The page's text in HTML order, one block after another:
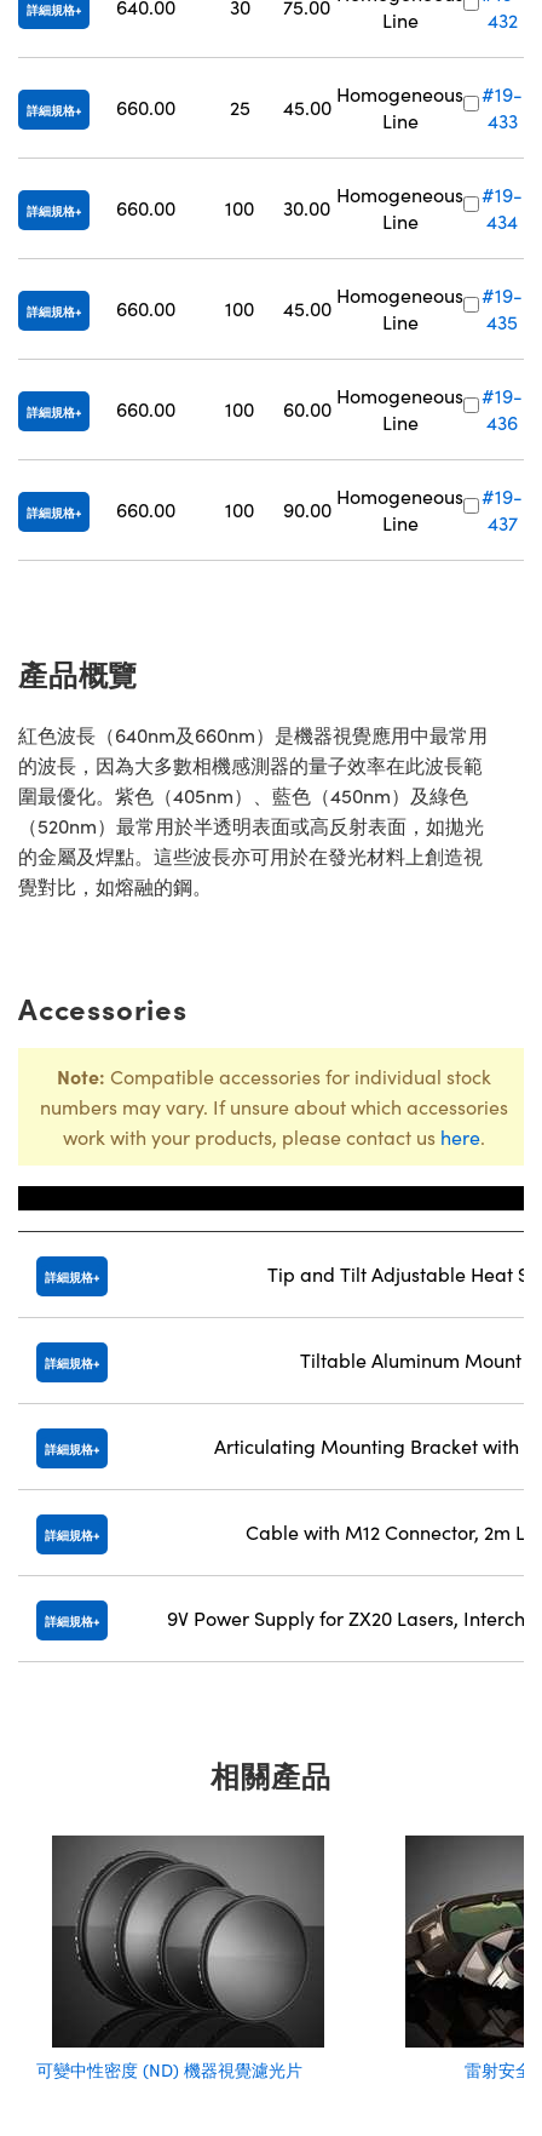
詳細規格 640.00 30 75.00
Line
432
詳細規格 660.00 25 45.00
Homogeneous
Line
#19-
433
詳細規格 660.00 100 30.00
Homogeneous
Line
#19-
434
詳細規格 660.00 100 45.00
Homogeneous
Line
#19-
435
詳細規格 660.00 100 60.00
Homogeneous
Line
#19-
436
詳細規格 660.00 100 90.00
Homogeneous
Line
#19-
437
產品概覽
紅色波長（640nm及660nm）是機器視覺應用中最常用
的波長，因為大多數相機感測器的量子效率在此波長範
圍最優化。紫色（405nm）、藍色（450nm）及綠色
（520nm）最常用於半透明表面或高反射表面，如拋光
的金屬及焊點。這些波長亦可用於在發光材料上創造視
覺對比，如熔融的鋼。
Accessories
Note: Compatible accessories for individual stock
numbers may vary. If unsure about which accessories
work with your products, please contact us here.
詳細規格 Tip and Tilt Adjustable Heat
詳細規格 Tiltable Aluminum Mount
詳細規格 Articulating Mounting Bracket with
詳細規格 Cable with M12 Connector, 2m
詳細規格 9V Power Supply for ZX20 Lasers,
相關產品
可變中性密度 (ND) 機器視覺濾光片 雷射安全